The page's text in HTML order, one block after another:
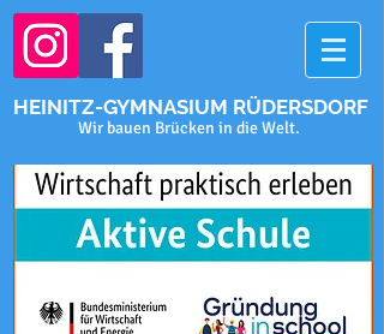
HEINITZ-GYMNASIUM RÜDERSDORF
Wir bauen Brücken in die Welt.